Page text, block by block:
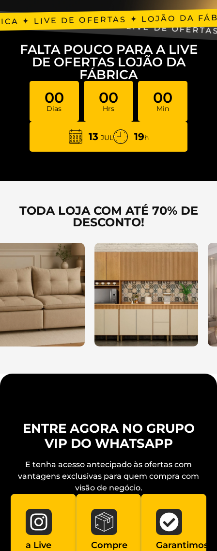
DA FÁBRICA ✦ LIVE DE
✦ LIVE DE OFERTAS ✦ LOJÃO DA
FALTA POUCO PARA A LIVE
DE OFERTAS LOJÃO DA
FÁBRICA
00
Dias
00
Hrs
00
Min
13 JUL 19h
TODA LOJA COM ATÉ 70% DE
DESCONTO!
ENTRE AGORA NO GRUPO
VIP DO WHATSAPP
E tenha acesso antecipado às ofertas com
vantagens exclusivas para quem compra com
visão de negócio.
a Live
Compre
Garantimos